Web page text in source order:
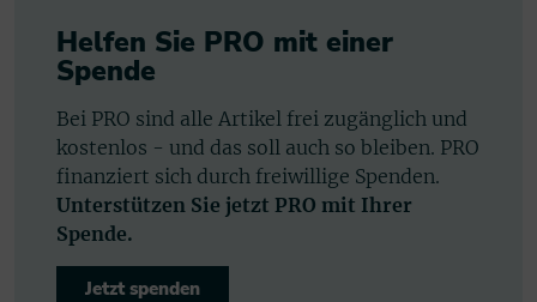
Helfen Sie PRO mit einer
Spende
Bei PRO sind alle Artikel frei zugänglich und
kostenlos - und das soll auch so bleiben. PRO
finanziert sich durch freiwillige Spenden.
Unterstützen Sie jetzt PRO mit Ihrer
Spende.
Jetzt spenden